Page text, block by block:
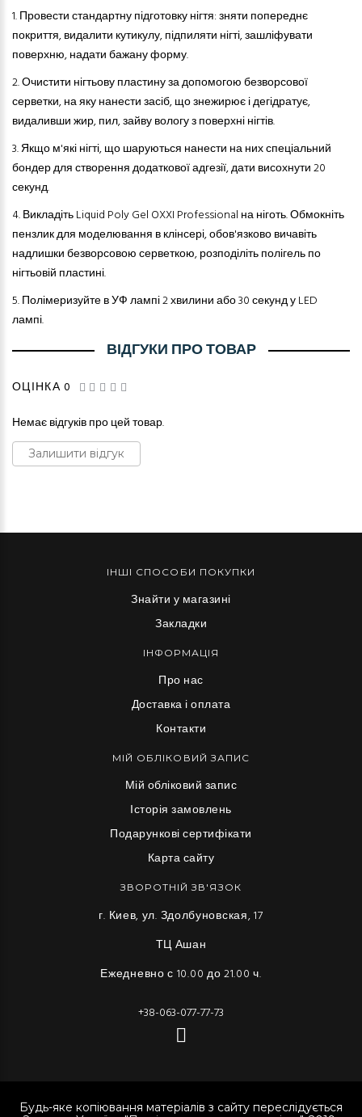
1. Провести стандартну підготовку нігтя: зняти попереднє
покриття, видалити кутикулу, підпиляти нігті, зашліфувати
поверхню, надати бажану форму.
2.Очистити нігтьову пластину за допомогою безворсової
серветки, на яку нанести засіб, що знежирює і дегідратує,
видаливши жир, пил, зайву вологу з поверхні нігтів.
3.Якщо м'які нігті, що шаруються нанести на них спеціальний
бондер для створення додаткової адгезії, дати висохнути 20
секунд.
4.Викладіть Liquid Poly Gel OXXI Professional на ніготь. Обмокніть
пензлик для моделювання в клінсері, обов'язково вичавіть
надлишки безворсовоюсерветкою, розподіліть полігель по
нігтьовій пластині.
5.Полімеризуйте в УФ лампі 2 хвилини або 30 секунд у LED
лампі.
ВІДГУКИ ПРО ТОВАР
ОЦІНКА 0
Немає відгуків про цей товар.
Залишити відгук
ІНШІ СПОСОБИ ПОКУПКИ
Знайти у магазині
Закладки
ІНФОРМАЦІЯ
Про нас
Доставка і оплата
Контакти
МІЙ ОБЛІКОВИЙ ЗАПИС
Мій обліковий запис
Історія замовлень
Подарункові сертифікати
Карта сайту
ЗВОРОТНІЙ ЗВ'ЯЗОК
г. Киев, ул. Здолбуновская, 17
ТЦ Ашан
Ежедневно с 10.00 до 21.00 ч.
+38-063-077-77-73
Будь-яке копіювання матеріалів з сайту переслідується